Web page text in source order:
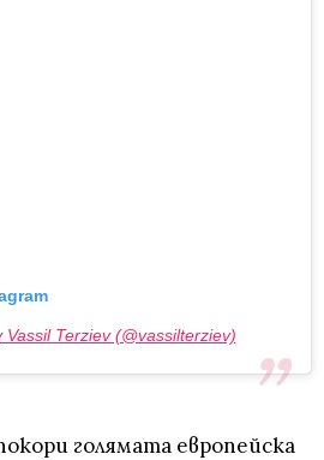
Vassil Terziev (@vassilterziev)
голямата европейска